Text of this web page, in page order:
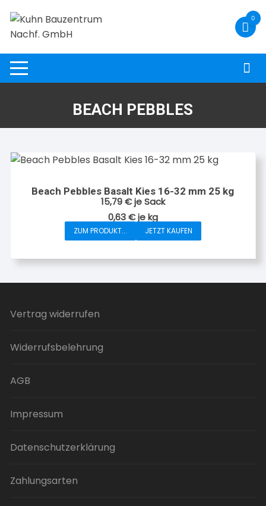
Inhalt
springen
0
BEACH PEBBLES
Beach Pebbles Basalt Kies 16-32 mm 25 kg
15,79€je Sack
0,63€jekg
ZUM PRODUKT... JETZT KAUFEN
Vertrag widerrufen
Widerrufsbelehrung
AGB
Impressum
Datenschutzerklärung
Zahlungsarten